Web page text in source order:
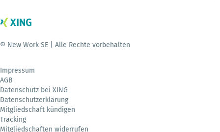
© New Work SE | Alle Rechte vorbehalten
Impressum
AGB
Datenschutz bei XING
Datenschutzerklärung
Mitgliedschaft kündigen
Tracking
Mitgliedschaften widerrufen